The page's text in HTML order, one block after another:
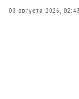
В краевом
03 августа 2026, 02:43